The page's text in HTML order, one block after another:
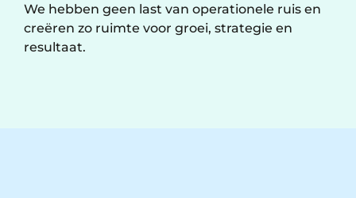
We hebben geen last van operationele ruis en
creëren zo ruimte voor groei, strategie en
resultaat.